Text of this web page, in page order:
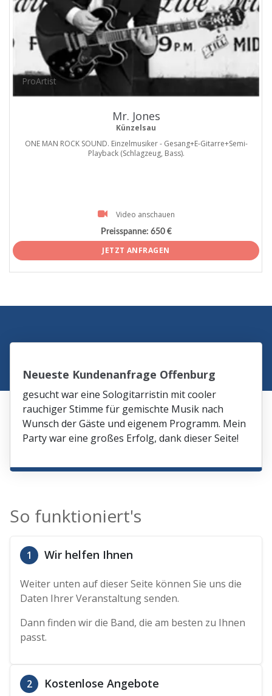
ProArtist
Mr. Jones
Künzelsau
ONE MAN ROCK SOUND. Einzelmusiker - Gesang+E-Gitarre+Semi-
Playback (Schlagzeug, Bass).
Video anschauen
Preisspanne: 650 €
JETZT ANFRAGEN
Neueste Kundenanfrage Offenburg
gesucht war eine Sologitarristin mit cooler
rauchiger Stimme für gemischte Musik nach
Wunsch der Gäste und eigenem Programm. Mein
Party war eine großes Erfolg, dank dieser Seite!
So funktioniert's
1 Wir helfen Ihnen
Weiter unten auf dieser Seite können Sie uns die
Daten Ihrer Veranstaltung senden.
Dann finden wir die Band, die am besten zu Ihnen
passt.
2 Kostenlose Angebote